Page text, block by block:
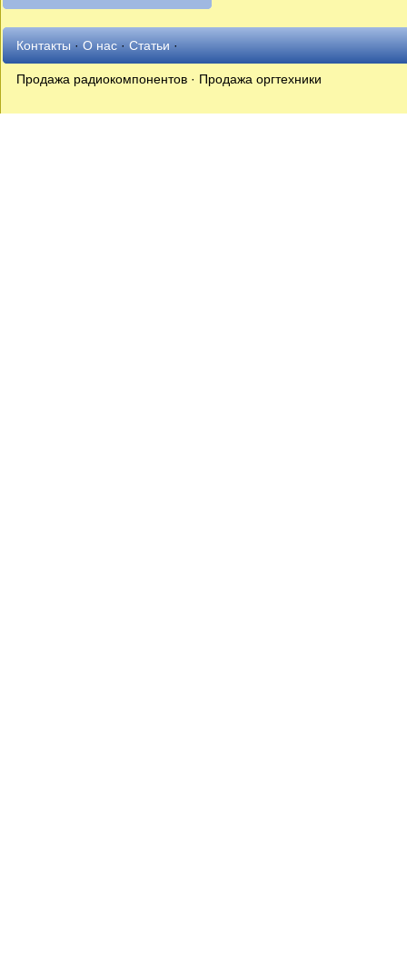
Контакты·О нас·Статьи·
Продажа радиокомпонентов · Продажа оргтехники